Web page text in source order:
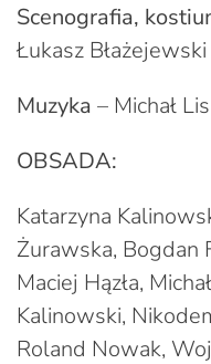
Scenografia,
Łukasz Błażejewski
Muzyka – Michał Lis
OBSADA:
Katarzyna
Żurawska, Bogdan
Maciej Hązła,
Kalinowski,
Roland Nowak,